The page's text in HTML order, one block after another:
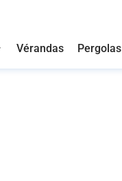
Vérandas Pergolas